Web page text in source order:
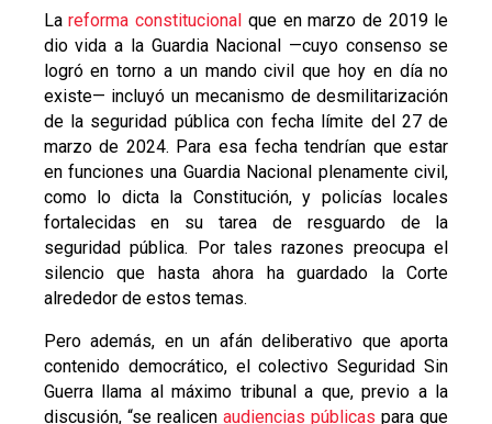
Lareforma constitucional que en marzo de 2019 le
dio vida a la Guardia Nacional —cuyo consenso se
logró en torno a un mando civil que hoy en día no
existe— incluyó un mecanismo de desmilitarización
de la seguridad pública con fecha límite del 27 de
marzo de 2024. Para esa fecha tendrían que estar
en funciones una Guardia Nacional plenamente civil,
como lo dicta la Constitución, y policías locales
fortalecidas en su tarea de resguardo de la
seguridad pública. Por tales razones preocupa el
silencio que hasta ahora ha guardado la Corte
alrededor de estos temas.
Pero además, en un afán deliberativo que aporta
contenido democrático, el colectivo Seguridad Sin
Guerra llama al máximo tribunal a que, previo a la
discusión, “se realicen audiencias públicas para que